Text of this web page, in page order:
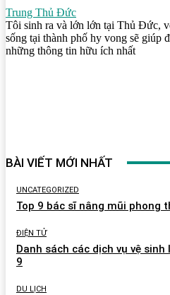
Trung Thủ Đức
Tôi sinh ra và lớn lớn tại Thủ Đức,
sống tại thành phố hy vong sẽ giúp
những thông tin hữu ích nhất
BÀI VIẾT MỚI NHẤT
UNCATEGORIZED
Top 9 bác sĩ nâng mũi phong
ĐIỆN TỬ
Danh sách các dịch vụ vệ
9
DU LỊCH